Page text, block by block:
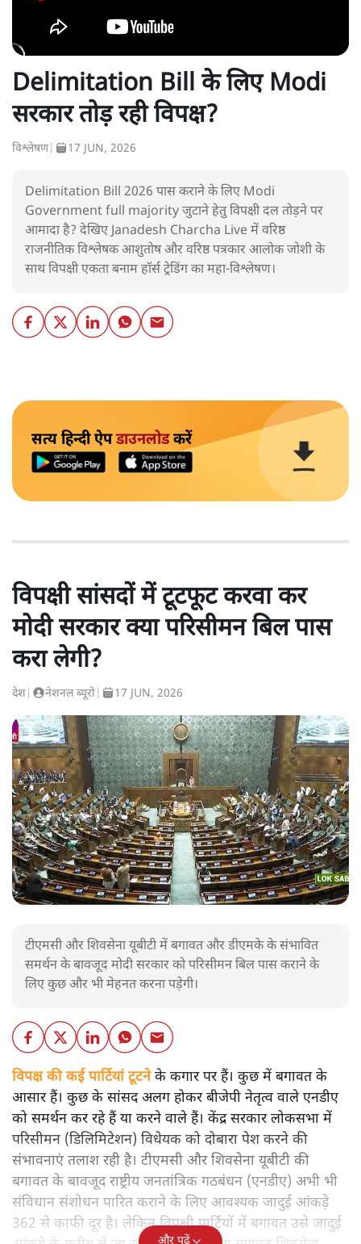
Delimitation Bill के लिए Modi
सरकार तोड़ रही विपक्ष?
विश्लेषण| 17 JUN, 2026
Delimitation Bill 2026 पास कराने के लिए Modi
Government full majority जुटाने हेतु विपक्षी दल तोड़ने पर
आमादा है? देखिए Janadesh Charcha Live में वरिष्ठ
राजनीतिक विश्लेषक आशुतोष और वरिष्ठ पत्रकार आलोक जोशी के
साथ विपक्षी एकता बनाम हॉर्स ट्रेडिंग का महा-विश्लेषण।
सत्य हिन्दी ऐपडाउनलोडकरें
विपक्षी सांसदों में टूटफूट करवा कर
मोदी सरकार क्या परिसीमन बिल पास
करा लेगी?
देश नेशनल ब्यूरो 17 JUN, 2026
टीएमसी और शिवसेना यूबीटी में बगावत और डीएमके के संभावित
समर्थन के बावजूद मोदी सरकार को परिसीमन बिल पास कराने के
लिए कुछ और भी मेहनत करना पड़ेगी।
विपक्ष की कई पार्टियां टूटनेके कगार पर हैं। कुछ में बगावत के
आसार हैं। कुछ के सांसद अलग होकर बीजेपी नेतृत्व वाले एनडीए
को समर्थन कर रहे हैं या करने वाले हैं। केंद्र सरकार लोकसभा में
परिसीमन (डिलिमिटेशन) विधेयक को दोबारा पेश करने की
संभावनाएं तलाश रही है। टीएमसी और शिवसेना यूबीटी की
बगावत के बावजूद राष्ट्रीय जनतांत्रिक गठबंधन (एनडीए) अभी भी
संविधान संशोधन पारित कराने के लिए आवश्यक जादुई आंकड़े
362 से काफी दूर है। लेकिन विपक्षी पार्टियों में बगावत उसे जादुई